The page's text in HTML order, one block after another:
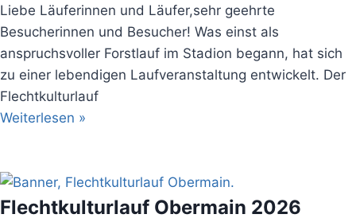
Liebe Läuferinnen und Läufer,sehr geehrte
Besucherinnen und Besucher! Was einst als
anspruchsvoller Forstlauf im Stadion begann, hat sich
zu einer lebendigen Laufveranstaltung entwickelt. Der
Flechtkulturlauf
Weiterlesen »
Flechtkulturlauf Obermain 2026